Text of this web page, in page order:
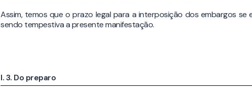
Assim, temos que o prazo legal para a interposição dos embargos se
sendo tempestiva a presente manifestação.
I. 3. Do preparo